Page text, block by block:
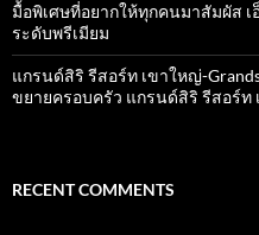
มื้อพิเศษที่อยากให้ทุกคนมาสัมผัส
ระดับพรีเมียม
แกรนด์สิริ​ รีสอร์ท​ เขาใหญ่​-
ขยายครอบครัว แกรนด์สิริ รีสอร์
RECENT COMMENTS